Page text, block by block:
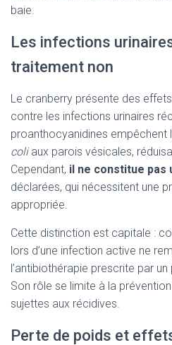
baie.
Les infections
traitement non
Le cranberry présente des
contre les infections urinaires
proanthocyanidines empêchent
coliaux parois vésicales,
Cependant, il ne constitue pas
déclarées, qui nécessitent une
appropriée.
Cette distinction est capitale :
lors d’une infection active ne
l’antibiothérapie prescrite par
Son rôle se limite à la
sujettes aux récidives.
Perte de poids et